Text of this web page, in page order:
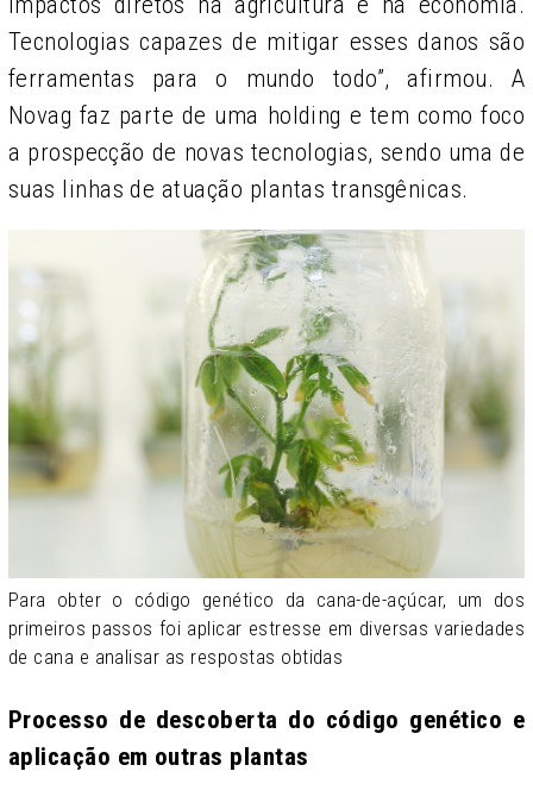
Tecnologias capazes de mitigar esses danos são
ferramentas para o mundo todo”, afirmou. A
Novag faz parte de uma holding e tem como foco
a prospecção de novas tecnologias, sendo uma de
suas linhas de atuação plantas transgênicas.
Para obter o código genético da cana-de-açúcar, um dos
primeiros passos foi aplicar estresse em diversas variedades
de cana e analisar as respostas obtidas
Processo de descoberta do código genético e
aplicação em outras plantas